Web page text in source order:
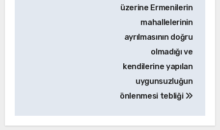
üzerine Ermenilerin
mahallelerinin
ayrılmasının doğru
olmadığı ve
kendilerine yapılan
uygunsuzluğun
önlenmesi tebliği